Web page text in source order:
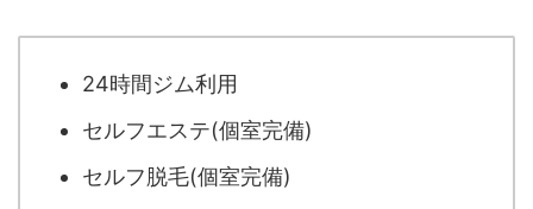
24時間ジム利用
セルフエステ(個室完備)
セルフ脱毛(個室完備)